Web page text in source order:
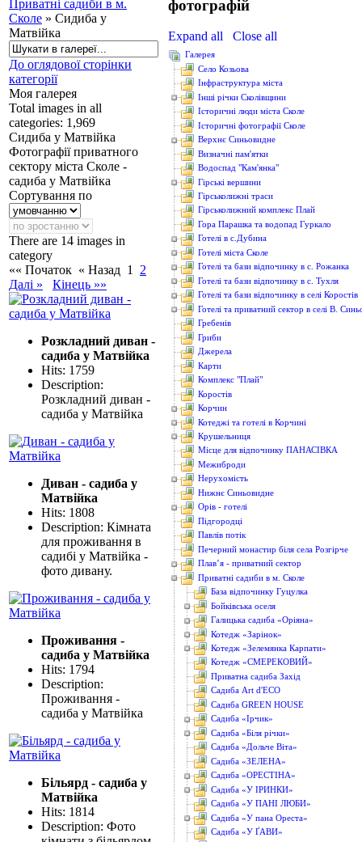
Приватні садиби в м.
Сколе » Сидиба у
Матвійка
До оглядової сторінки
категорії
Моя галерея
Total images in all
categories: 1,969
Сидиба у Матвійка
Фотографії приватного
сектору міста Сколе -
садиба у Матвійка
Сортування по
There are 14 images in
category
«« Початок « Назад 1
2
Далі »
Кінець »»
Розкладний диван -
садиба у Матвійка
Hits: 1759
Description:
Розкладний диван -
садиба у Матвійка
Диван - садиба у
Матвійка
Hits: 1808
Description: Кімната
для проживання в
садибі у Матвійка -
фото дивану.
Проживання -
садиба у Матвійка
Hits: 1794
Description:
Проживання -
садиба у Матвійка
Більярд - садиба у
Матвійка
Hits: 1814
Description: Фото
фотографій
Expand all Close all
Галерея
Cело Козьова
Інфраструктура міста
Інші річки Сколівщини
Історичні люди міста Сколе
Історичні фотографії Сколе
Верхнє Синьовидне
Визначні пам'ятки
Водоcпад "Кам'янка"
Гірські вершини
Гірськолижні траси
Гірськолижний комплекс Плай
Гора Парашка та водопад Гуркало
Готелі в с.Дубина
Готелі міста Сколе
Готелі та бази відпочинку в с. Рожанка
Готелі та бази відпочинку в с. Тухля
Готелі та бази відпочинку в селі Коростів
Готелі та приватний сектор в селі В.
Гребенів
Гриби
Джерела
Карти
Комплекс "Плай"
Коростів
Корчин
Котеджі та готелі в Корчині
Крушельниця
Місце для відпочинку ПАНАСІВКА
Межиброди
Нерухомість
Нижнє Синьовидне
Орів - готелі
Підгородці
Павлів потік
Печерний монастир біля села Розгірче
Плав’я - приватний сектор
Приватні садиби в м. Сколе
База відпочинку Гуцулка
Бойківська оселя
Галицька садиба «Оріяна»
Котедж «Зарінок»
Котедж «Зелемянка Карпати»
Котедж «СМЕРЕКОВИЙ»
Приватна садиба Захід
Садиба Art d'ECO
Садиба GREEN HOUSE
Садиба «Ірчик»
Садиба «Біля річки»
Садиба «Дольче Віта»
Садиба «ЗЕЛЕНА»
Садиба «ОРЕСТІНА»
Садиба «У ІРИНКИ»
Садиба «У ПАНІ ЛЮБИ»
Садиба «У пана Ореста»
Садиба «У ҐАВИ»